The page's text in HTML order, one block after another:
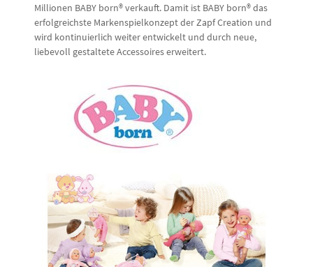
Millionen BABY born® verkauft. Damit ist BABY born® das
erfolgreichste Markenspielkonzept der Zapf Creation und
wird kontinuierlich weiter entwickelt und durch neue,
liebevoll gestaltete Accessoires erweitert.